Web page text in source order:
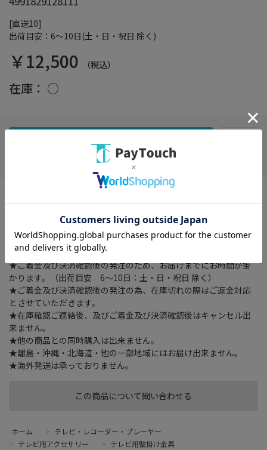
[直送10]
出荷目安：6～10日(土・日・祝日 除く)
￥12,500 （税込）
在庫： ○
この商品について問い合わせる
外形寸法 幅 500 × 奥行き 71.5 × 高さ 292 （mm）、総耐荷重
80kg (※取付ディスプレイ：80kg以下)、質量 約4.5kg付属品 、デ
ィスプレイ取付ネジセット
★ご注文確認後に在庫状況をお調べいたします。
★ご着金及び決済確認後の発注のため、お届けまでにお時間が掛
かります。（出荷目安 6～10日：土・日・祝日 除く）
★ご着金及び決済確認後の発注の為、在庫切れの際はご返金対応
とさせていただきます。
★在庫確認ご連絡後、及びご着金及び決済確認後はキャンセル出
来ません。
★他の商品との同時購入は出来ません。
★離島・沖縄・北海道・他の一部地域にはお届け出来ません。
★海外発送は承っておりません。
ホーム > テレビ・レコーダー・プレーヤー
> テレビ用アクセサリー > テレビ用壁掛け金具